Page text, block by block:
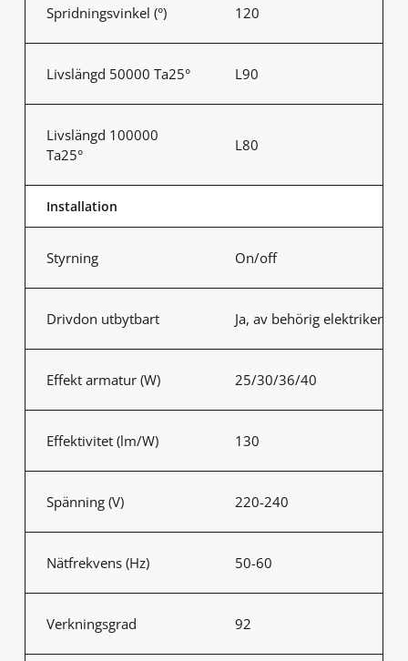
Spridningsvinkel (°) 120
Livslängd 50000 Ta25° L90
Livslängd 100000
Ta25°
L80
Installation
Styrning On/off
Drivdon utbytbart Ja, av behörig elektriker
Effekt armatur (W) 25/30/36/40
Effektivitet (lm/W) 130
Spänning (V) 220-240
Nätfrekvens (Hz) 50-60
Verkningsgrad 92